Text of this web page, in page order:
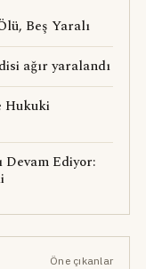
Beş Yaralı
ağır yaralandı
Hukuki
Devam Ediyor:
Öne çıkanlar